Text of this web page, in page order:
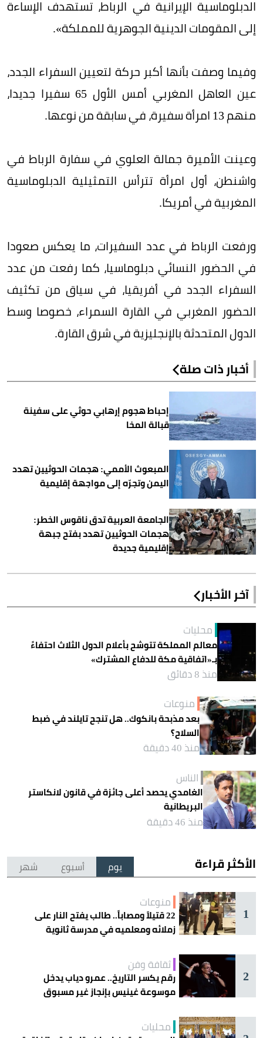
الدبلوماسية الإيرانية في الرباط، تستهدف الإساءة
إلى المقومات الدينية الجوهرية للمملكة».
وفيما وصفت بأنها أكبر حركة لتعيين السفراء الجدد،
عين العاهل المغربي أمس الأول 65 سفيرا جديدا،
منهم 13 امرأة سفيرة، في سابقة من نوعها.
وعينت الأميرة جمالة العلوي في سفارة الرباط في
واشنطن، أول امرأة تترأس التمثيلية الدبلوماسية
المغربية في أمريكا.
ورفعت الرباط في عدد السفيرات، ما يعكس صعودا
في الحضور النسائي دبلوماسيا، كما رفعت من عدد
السفراء الجدد في أفريقيا، في سياق من تكثيف
الحضور المغربي في القارة السمراء، خصوصا وسط
الدول المتحدثة بالإنجليزية في شرق القارة.
أخبار ذات صلة
إحباط هجوم إرهابي حوثي على سفينة
قبالة المخا
المبعوث الأممي: هجمات الحوثيين تهدد
اليمن وتجرّه إلى مواجهة إقليمية
الجامعة العربية تدق ناقوس الخطر:
هجمات الحوثيين تهدد بفتح جبهة
إقليمية جديدة
آخر الأخبار
محليات
معالم المملكة تتوشح بأعلام الدول الثلاث احتفاءً
بـ«اتفاقية مكة للدفاع المشترك»
منذ 8 دقائق
منوعات
بعد مذبحة بانكوك.. هل تنجح تايلند في ضبط
السلاح؟
منذ 40 دقيقة
الناس
الغامدي يحصد أعلى جائزة في قانون لانكاستر
البريطانية
منذ 46 دقيقة
الأكثر قراءة يوم أسبوع شهر
1
منوعات
22 قتيلاً ومصاباً.. طالب يفتح النار على
زملائه ومعلميه في مدرسة ثانوية
2
ثقافة وفن
رقم يكسر التاريخ.. عمرو دياب يدخل
موسوعة غينيس بإنجاز غير مسبوق
محليات